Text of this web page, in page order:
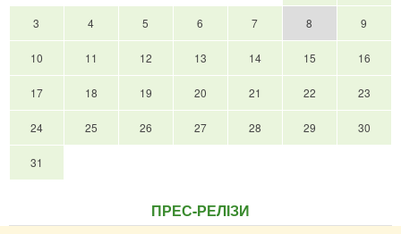
3 4 5 6 7 8 9
10 11 12 13 14 15 16
17 18 19 20 21 22 23
24 25 26 27 28 29 30
31
ПРЕС-РЕЛІЗИ